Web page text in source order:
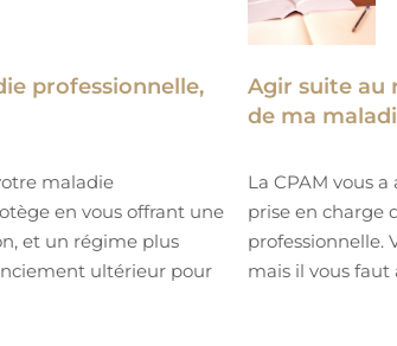
professionnelle,
maladie
en vous offrant une
et un régime plus
ultérieur pour
Agir suite au
de ma
La CPAM vous
prise en charge
professionnelle.
mais il vous faut